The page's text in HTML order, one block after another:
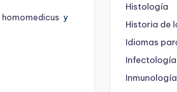
homomedicus y
Histología
Historia de
Idiomas
Infectología
Inmunología